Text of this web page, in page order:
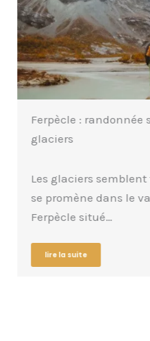
Ferpècle : randonnée
glaciers
Les glaciers
se promène dans le
Ferpècle situé…
lire la suite